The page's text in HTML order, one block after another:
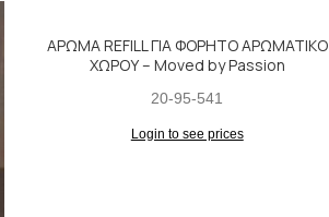
ΑΡΩΜΑ REFILL ΓΙΑ ΦΟΡΗΤΟ ΑΡΩΜΑΤΙΚΟ
ΧΩΡΟΥ – Moved by Passion
20-95-541
Login to see prices